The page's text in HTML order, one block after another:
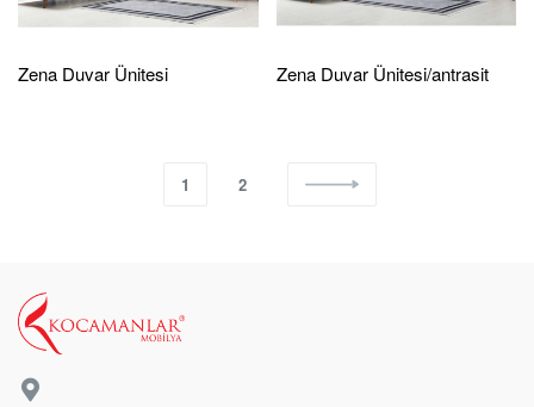
Zena Duvar Ünitesi Zena Duvar Ünitesi/antrasit
1 2